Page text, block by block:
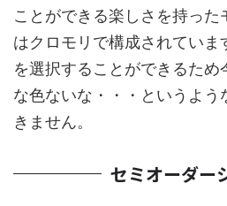
ことができる楽しさを持った
はクロモリで構成されていま
を選択することができるため
な色ないな・・・というよう
きません。
セミオーダー